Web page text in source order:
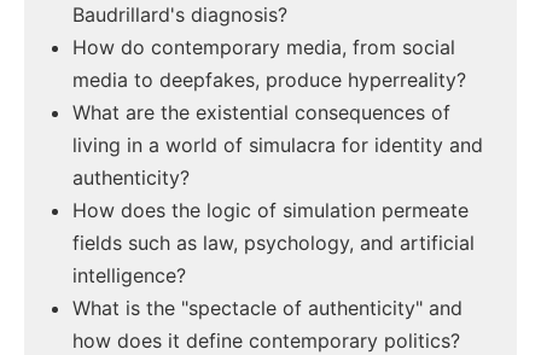
Baudrillard's diagnosis?
How do contemporary media, from social
media to deepfakes, produce hyperreality?
What are the existential consequences of
living in a world of simulacra for identity and
authenticity?
How does the logic of simulation permeate
fields such as law, psychology, and artificial
intelligence?
What is the "spectacle of authenticity" and
how does it define contemporary politics?